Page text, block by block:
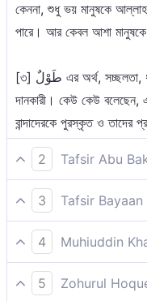
কেননা, শুধু ভয় মানুষকে
পারে। আর কেবল আশা মানুষকে
[৩] طَوْلٌ এর অর্থ, সচ্ছলতা, ধনবত্তা। অর্থাৎ, তিনিই সচ্ছলতা ও ধনবত্তা
দানকারী। কেউ কেউ বলেছেন,
বান্দাদেরকে পুরস্কৃত ও তাদের
2 Tafsir Abu
পাপ ক্ষমাকারী, তাওবা
তিনি ব্যতীত কোন সত্য ইলাহ্
3 Tafsir
তিনি পাপ ক্ষমাকারী, তাওবা
ছাড়া কোন (সত্য) ইলাহ নেই।
4 Muhiuddin
পাপ ক্ষমাকারী, তওবা
5 Zohurul